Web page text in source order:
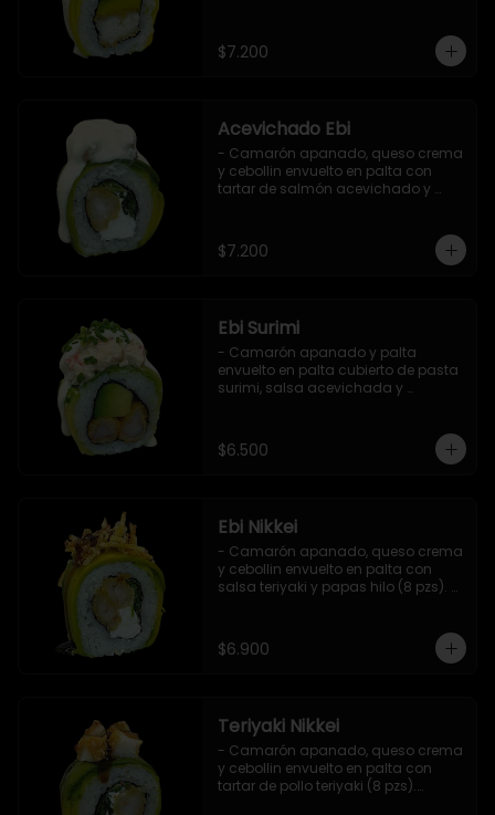
$7.200
Acevichado Ebi
- Camarón apanado, queso crema
y cebollin envuelto en palta con
tartar de salmón acevichado y
$7.200
Ebi Surimi
- Camarón apanado y palta
envuelto en palta cubierto de pasta
surimi, salsa acevichada y
$6.500
Ebi Nikkei
- Camarón apanado, queso crema
y cebollin envuelto en palta con
salsa teriyaki y papas hilo (8 pzs).
$6.900
Teriyaki Nikkei
- Camarón apanado, queso crema
y cebollin envuelto en palta con
tartar de pollo teriyaki (8 pzs).